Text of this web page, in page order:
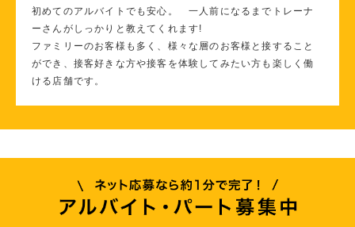
初めてのアルバイトでも安心。 一人前になるまでトレーナ
ーさんがしっかりと教えてくれます!
ファミリーのお客様も多く、様々な層のお客様と接すること
ができ、接客好きな方や接客を体験してみたい方も楽しく働
ける店舗です。